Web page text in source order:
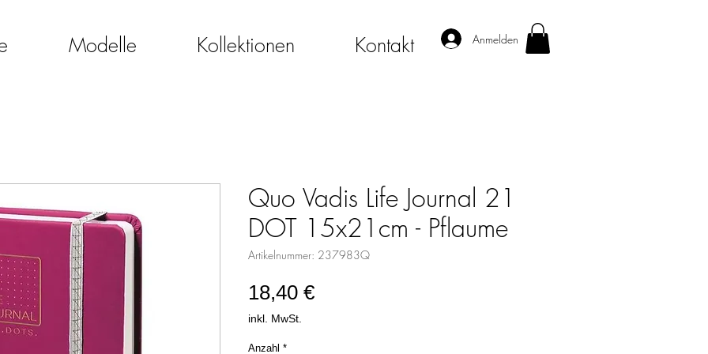
Modelle Kollektionen Kontakt Anmelden
Quo Vadis Life Journal 21
DOT 15x21cm - Pflaume
Artikelnummer: 237983Q
18,40 €Preis
inkl. MwSt.
Anzahl *